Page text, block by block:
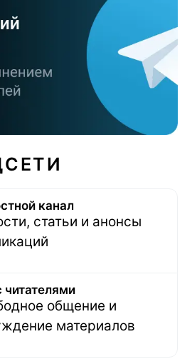
канал
статьи и анонсы
читателями
общение и
материалов